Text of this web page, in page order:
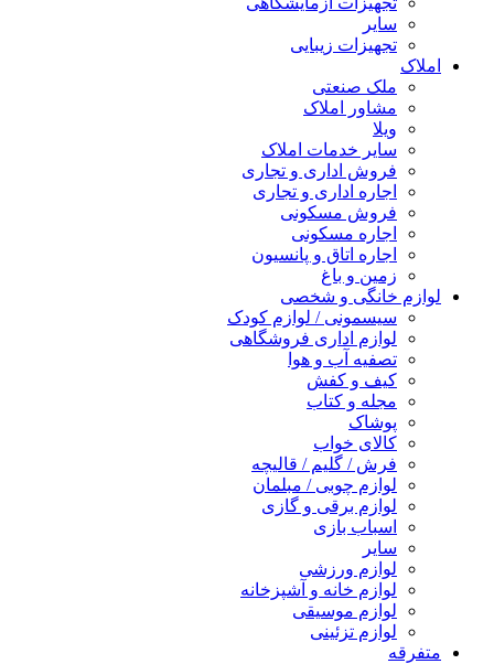
سایر
تجهیزات زیبایی
املاک
ملک صنعتی
مشاور املاک
ویلا
سایر خدمات املاک
فروش اداری و تجاری
اجاره اداری و تجاری
فروش مسکونی
اجاره مسکونی
اجاره اتاق و پانسیون
زمین و باغ
لوازم خانگی و شخصی
سیسمونی / لوازم کودک
لوازم اداری فروشگاهی
تصفیه آب و هوا
کیف و کفش
مجله و کتاب
پوشاک
کالای خواب
فرش / گلیم / قالیچه
لوازم چوبی / مبلمان
لوازم برقی و گازی
اسباب بازی
سایر
لوازم ورزشی
لوازم خانه و آشپزخانه
لوازم موسیقی
لوازم تزئینی
متفرقه